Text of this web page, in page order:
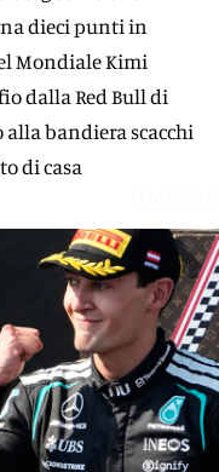
dieci punti in
Mondiale Kimi
dalla Red Bull di
alla bandiera scacchi
di casa